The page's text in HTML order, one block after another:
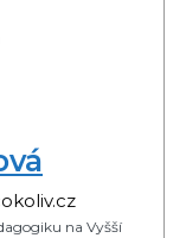
na Vyšší